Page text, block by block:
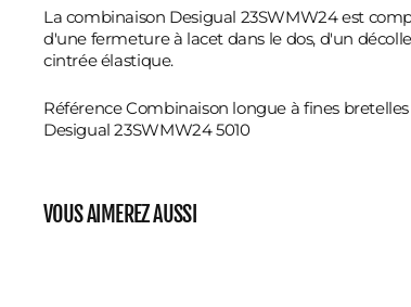
La combinaison Desigual 23SWMW24 est
d'une fermeture à lacet dans le dos, d'un
cintrée élastique.
Référence Combinaison longue à fines
Desigual 23SWMW24 5010
VOUS AIMEREZ AUSSI